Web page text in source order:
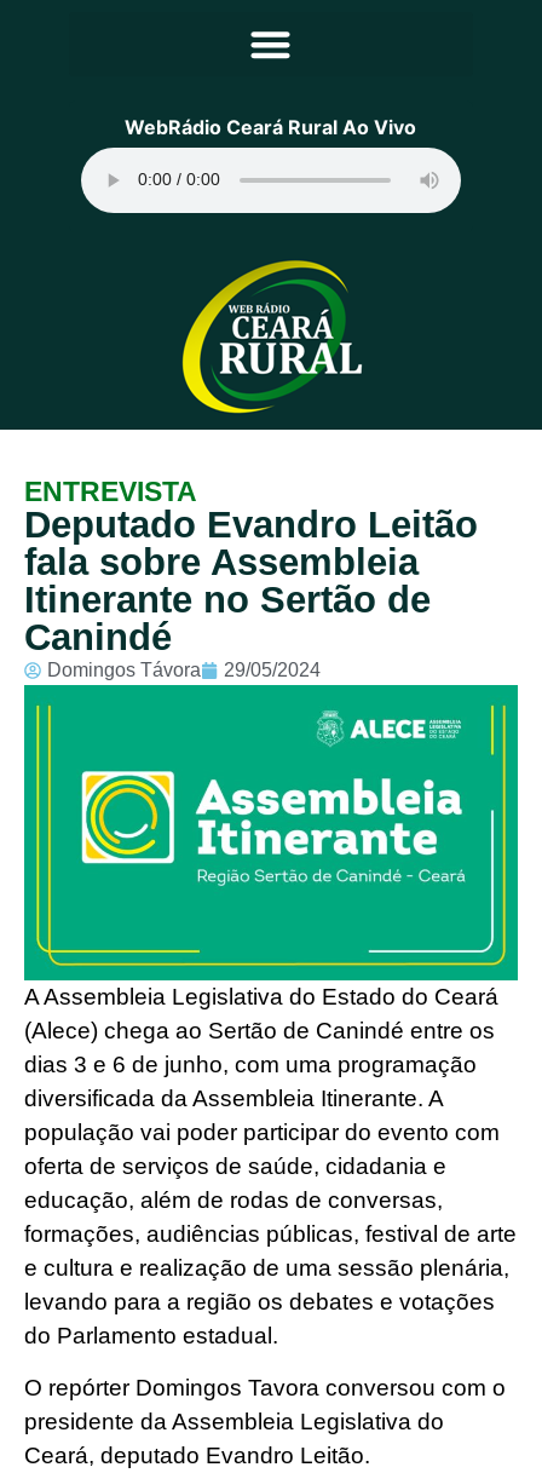
Principal
Programação
Equipe
Contato
Sobre
WebRádio Ceará Rural Ao Vivo
ENTREVISTA
Deputado Evandro Leitão
fala sobre Assembleia
Itinerante no Sertão de
Canindé
Domingos Távora 29/05/2024
A Assembleia Legislativa do Estado do Ceará
(Alece) chega ao Sertão de Canindé entre os
dias 3 e 6 de junho, com uma programação
diversificada da Assembleia Itinerante. A
população vai poder participar do evento com
oferta de serviços de saúde, cidadania e
educação, além de rodas de conversas,
formações, audiências públicas, festival de arte
e cultura e realização de uma sessão plenária,
levando para a região os debates e votações
do Parlamento estadual.
O repórter Domingos Tavora conversou com o
presidente da Assembleia Legislativa do
Ceará, deputado Evandro Leitão.